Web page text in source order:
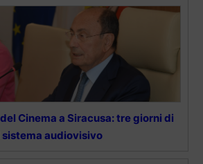
Cinema a Siracusa: tre giorni di
audiovisivo